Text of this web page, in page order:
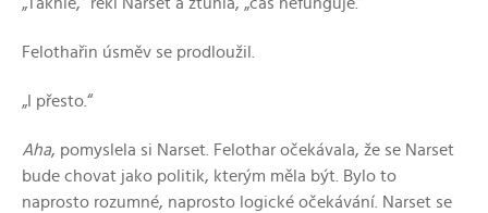
„Takhle,“ řekl Narset a ztuhla, „čas nefunguje.“
Felothařin úsměv se prodloužil.
„I přesto.“
Aha, pomyslela si Narset. Felothar očekávala, že se Narset
bude chovat jako politik, kterým měla být. Bylo to
naprosto rozumné, naprosto logické očekávání. Narset se